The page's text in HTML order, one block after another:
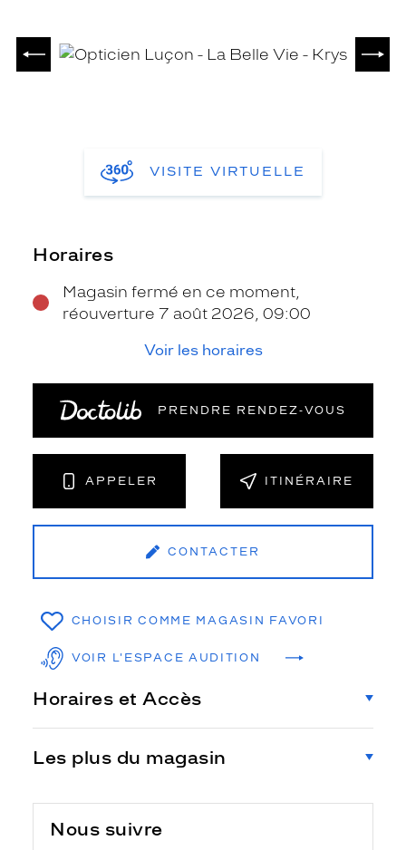
PRÉCÉDENT
VISITE VIRTUELLE
Horaires
Magasin fermé en ce moment,
réouverture 7 août 2026, 09:00
Voir les horaires
PRENDRE RENDEZ‑VOUS
APPELER ITINÉRAIRE
CONTACTER
CHOISIR COMME MAGASIN FAVORI
VOIR L'ESPACE AUDITION
Horaires et Accès
Les plus du magasin
Nous suivre